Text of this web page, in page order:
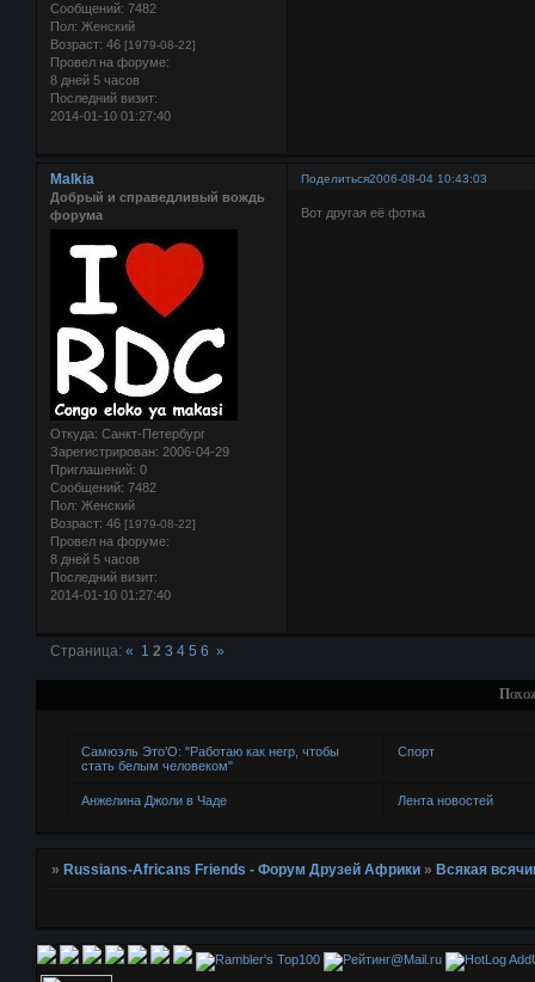
Сообщений: 7482
Пол: Женский
Возраст: 46 [1979-08-22]
Провел на форуме:
8 дней 5 часов
Последний визит:
2014-01-10 01:27:40
Поделиться2006-08-04 10:43:03
Malkia
Добрый и справедливый вождь
форума
Откуда: Санкт-Петербург
Зарегистрирован: 2006-04-29
Приглашений: 0
Сообщений: 7482
Пол: Женский
Возраст: 46 [1979-08-22]
Провел на форуме:
8 дней 5 часов
Последний визит:
2014-01-10 01:27:40
Вот другая её фотка
Страница:« 1 2 3 4 5 6 »
Самюэль Это’О: "Работаю как негр, чтобы
стать белым человеком"
Спорт
Анжелина Джоли в Чаде Лента новостей
»Russians-Africans Friends - Форум Друзей Африки »Всякая